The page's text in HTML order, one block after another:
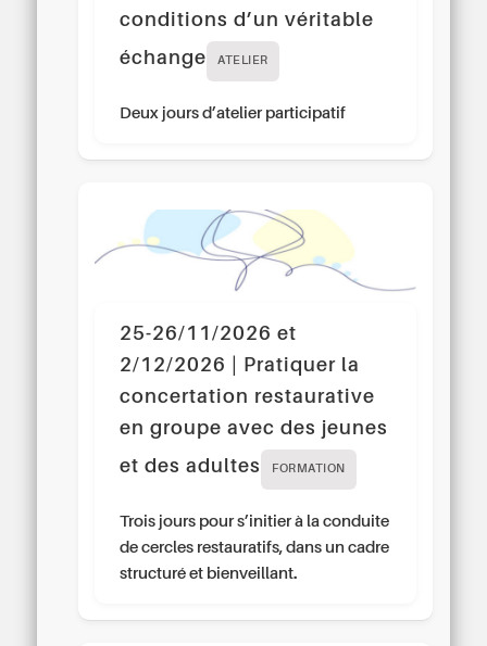
conditions d’un véritable
échange
ATELIER
Deux jours d’atelier participatif
25-26/11/2026 et
2/12/2026 | Pratiquer la
concertation restaurative
en groupe avec des jeunes
et des adultes
FORMATION
Trois jours pour s’initier à la conduite
de cercles restauratifs, dans un cadre
structuré et bienveillant.